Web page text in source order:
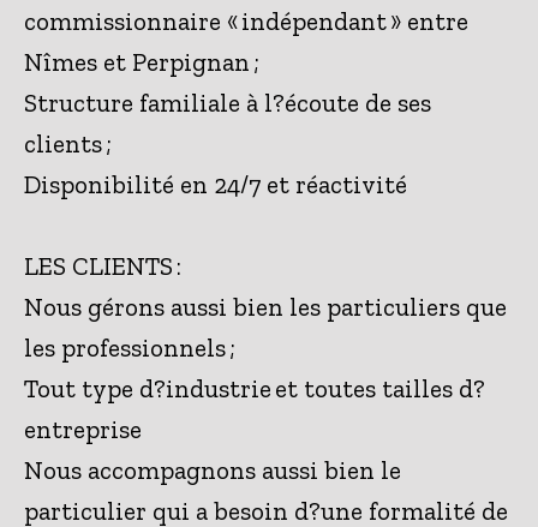
commissionnaire « indépendant » entre
Nîmes et Perpignan ;
Structure familiale à l?écoute de ses
clients ;
Disponibilité en 24/7 et réactivité
LES CLIENTS :
Nous gérons aussi bien les particuliers que
les professionnels ;
Tout type d?industrie et toutes tailles d?
entreprise
Nous accompagnons aussi bien le
particulier qui a besoin d?une formalité de